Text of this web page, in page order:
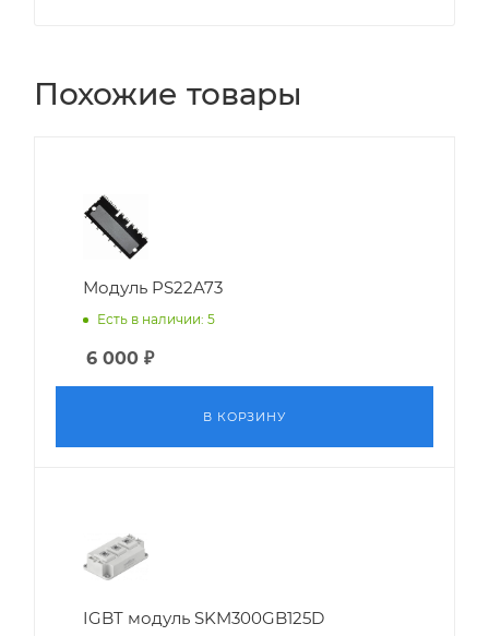
Похожие товары
Модуль PS22A73
Есть в наличии: 5
6 000 ₽
В КОРЗИНУ
IGBT модуль SKM300GB125D